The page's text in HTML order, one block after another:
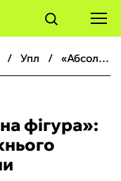
упл «‎Абсолютно незамінна фігура»: Дулуб назвав справжнього лідера збірної України
фігура»: